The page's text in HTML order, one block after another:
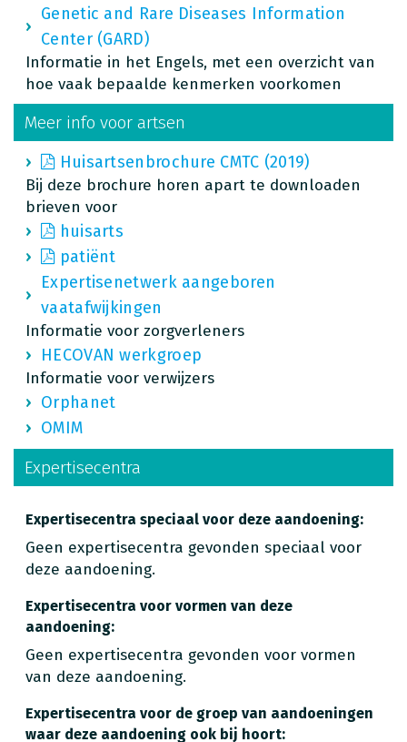
Genetic and Rare Diseases Information
Center (GARD)
Informatie in het Engels, met een overzicht van
hoe vaak bepaalde kenmerken voorkomen
Meer info voor artsen
Huisartsenbrochure CMTC (2019)
Bij deze brochure horen apart te downloaden
brieven voor
huisarts
patiënt
Expertisenetwerk aangeboren
vaatafwijkingen
Informatie voor zorgverleners
HECOVAN werkgroep
Informatie voor verwijzers
Orphanet
OMIM
Expertisecentra
Expertisecentra speciaal voor deze aandoening:
Geen expertisecentra gevonden speciaal voor
deze aandoening.
Expertisecentra voor vormen van deze
aandoening:
Geen expertisecentra gevonden voor vormen
van deze aandoening.
Expertisecentra voor de groep van aandoeningen
waar deze aandoening ook bij hoort: